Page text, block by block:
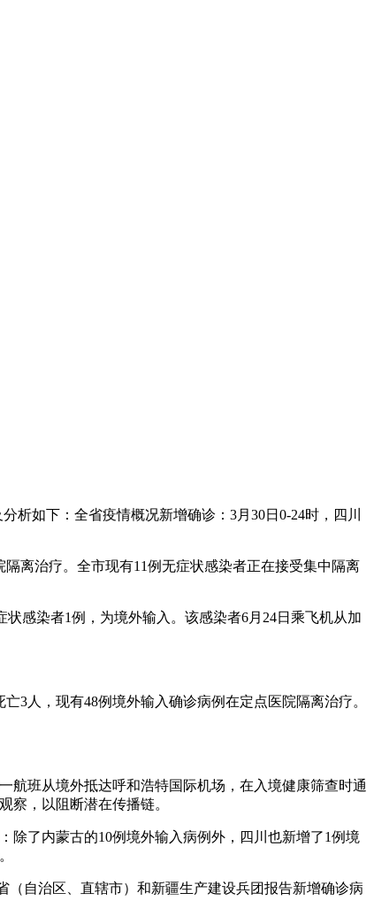
析如下：全省疫情概况新增确诊：3月30日0-24时，四川
离治疗。全市现有11例无症状感染者正在接受集中隔离
感染者1例，为境外输入。该感染者6月24日乘飞机从加
3人，现有48例境外输入确诊病例在定点医院隔离治疗。
航班从境外抵达呼和浩特国际机场，在入境健康筛查时通
察，以阻断潜在传播链。
除了内蒙古的10例境外输入病例外，四川也新增了1例境
自治区、直辖市）和新疆生产建设兵团报告新增确诊病